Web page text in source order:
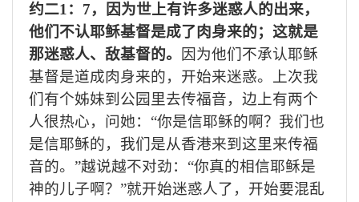
约二1 ： 7，因为世上有许多迷惑人的出来，
他们不认耶稣基督是成了肉身来的；这就是
那迷惑人、敌基督的。
因为他们不承认耶稣
基督是道成肉身来的，开始来迷惑。上次我
们有个姊妹到公园里去传福音，边上有两个
人很热心，问她：“你是信耶稣的啊？我们也
是信耶稣的，我们是从香港来到这里来传福
音的。”越说越不对劲：“你真的相信耶稣是
神的儿子啊？”就开始迷惑人了，开始要混乱